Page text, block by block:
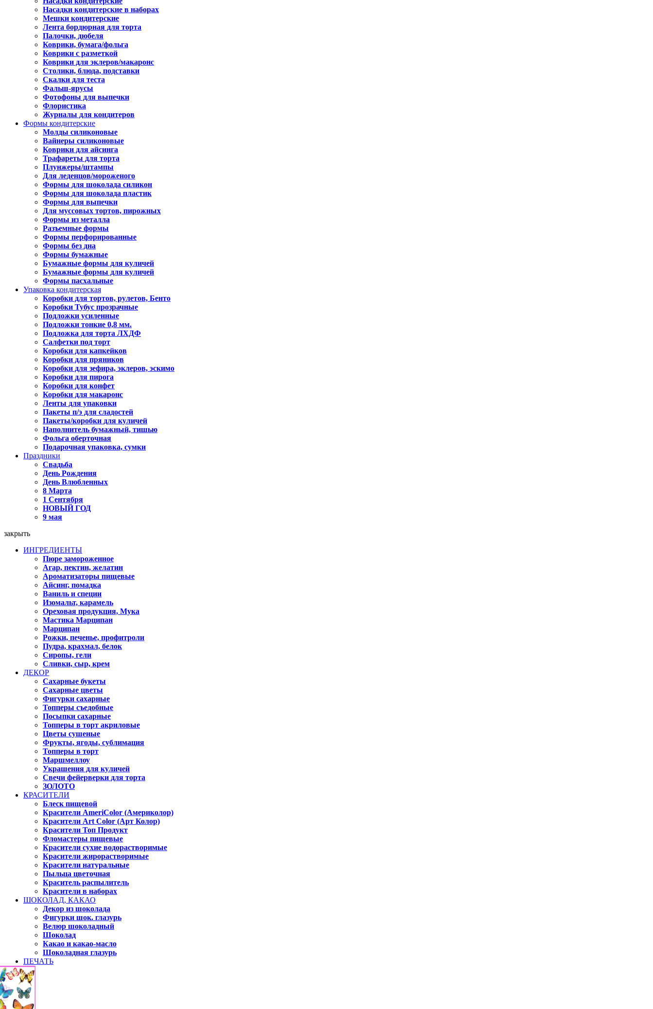
Насадки кондитерские в наборах
Мешки кондитерские
Лента бордюрная для торта
Палочки, дюбеля
Коврики, бумага/фольга
Коврики с разметкой
Коврики для эклеров/макаронс
Столики, блюда, подставки
Скалки для теста
Фальш-ярусы
Фотофоны для выпечки
Флористика
Журналы для кондитеров
Формы кондитерские
Молды силиконовые
Вайнеры силиконовые
Коврики для айсинга
Трафареты для торта
Плунжеры/штампы
Для леденцов/мороженого
Формы для шоколада силикон
Формы для шоколада пластик
Формы для выпечки
Для муссовых тортов, пирожных
Формы из металла
Разъемные формы
Формы перфорированные
Формы без дна
Формы бумажные
Бумажные формы для куличей
Бумажные формы для куличей
Формы пасхальные
Упаковка кондитерская
Коробки для тортов, рулетов, Бенто
Коробки Тубус прозрачные
Подложки усиленные
Подложки тонкие 0,8 мм.
Подложка для торта ЛХДФ
Салфетки под торт
Коробки для капкейков
Коробки для пряников
Коробки для зефира, эклеров, эскимо
Коробки для пирога
Коробки для конфет
Коробки для макаронс
Ленты для упаковки
Пакеты п/э для сладостей
Пакеты/коробки для куличей
Наполнитель бумажный, тишью
Фольга оберточная
Подарочная упаковка, сумки
Праздники
Свадьба
День Рождения
День Влюбленных
8 Марта
1 Сентября
НОВЫЙ ГОД
9 мая
закрыть
ИНГРЕДИЕНТЫ
Пюре замороженное
Агар, пектин, желатин
Ароматизаторы пищевые
Айсинг, помадка
Ваниль и специи
Изомальт, карамель
Ореховая продукция, Мука
Мастика Марципан
Марципан
Рожки, печенье, профитроли
Пудра, крахмал, белок
Сиропы, гели
Сливки, сыр, крем
ДЕКОР
Сахарные букеты
Сахарные цветы
Фигурки сахарные
Топперы съедобные
Посыпки сахарные
Топперы в торт акриловые
Цветы сушеные
Фрукты, ягоды, сублимация
Топперы в торт
Маршмеллоу
Украшения для куличей
Свечи фейерверки для торта
ЗОЛОТО
КРАСИТЕЛИ
Блеск пищевой
Красители AmeriColor (Америколор)
Красители Art Color (Арт Колор)
Красители Топ Продукт
Фломастеры пищевые
Красители сухие водорастворимые
Красители жирорастворимые
Красители натуральные
Пыльца цветочная
Краситель распылитель
Красители в наборах
ШОКОЛАД, КАКАО
Декор из шоколада
Фигурки шок. глазурь
Велюр шоколадный
Шоколад
Какао и какао-масло
Шоколадная глазурь
ПЕЧАТЬ